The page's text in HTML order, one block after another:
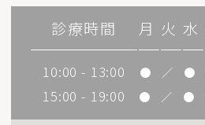
診療時間 月 火 水
10:00 - 13:00 ● ／ ●
15:00 - 19:00 ● ／ ●